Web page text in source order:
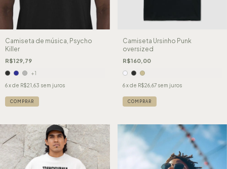
Camiseta de música, Psycho
Killer
R$129,79
+1
6x de R$21,63 sem juros
COMPRAR
Camiseta Ursinho Punk
oversized
R$160,00
6 x de R$26,67 sem juros
COMPRAR